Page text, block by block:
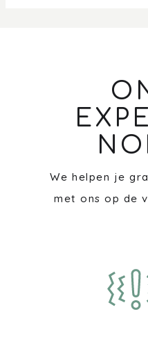
We helpen je
met ons op de